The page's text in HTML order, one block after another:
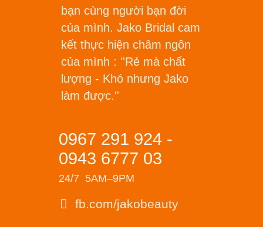
bạn cùng người bạn đời
của mình. Jako Bridal cam
kết thực hiện châm ngôn
của mình : ''Rẻ mà chất
lượng - Khó nhưng Jako
làm được.''
0967 291 924 -
0943 6777 03
24/7 5AM–9PM
fb.com/jakobeauty